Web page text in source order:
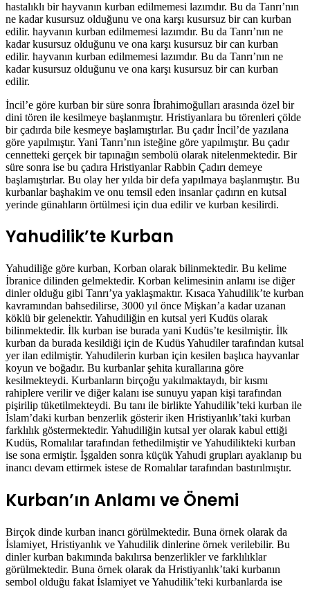
hastalıklı bir hayvanın kurban edilmemesi lazımdır. Bu da Tanrı’nın
ne kadar kusursuz olduğunu ve ona karşı kusursuz bir can kurban
edilir. hayvanın kurban edilmemesi lazımdır. Bu da Tanrı’nın ne
kadar kusursuz olduğunu ve ona karşı kusursuz bir can kurban
edilir. hayvanın kurban edilmemesi lazımdır. Bu da Tanrı’nın ne
kadar kusursuz olduğunu ve ona karşı kusursuz bir can kurban
edilir.
İncil’e göre kurban bir süre sonra İbrahimoğulları arasında özel bir
dini tören ile kesilmeye başlanmıştır. Hristiyanlara bu törenleri çölde
bir çadırda bile kesmeye başlamıştırlar. Bu çadır İncil’de yazılana
göre yapılmıştır. Yani Tanrı’nın isteğine göre yapılmıştır. Bu çadır
cennetteki gerçek bir tapınağın sembolü olarak nitelenmektedir. Bir
süre sonra ise bu çadıra Hristiyanlar Rabbin Çadırı demeye
başlamıştırlar. Bu olay her yılda bir defa yapılmaya başlanmıştır. Bu
kurbanlar başhakim ve onu temsil eden insanlar çadırın en kutsal
yerinde günahların örtülmesi için dua edilir ve kurban kesilirdi.
Yahudilik’te Kurban
Yahudiliğe göre kurban, Korban olarak bilinmektedir. Bu kelime
İbranice dilinden gelmektedir. Korban kelimesinin anlamı ise diğer
dinler olduğu gibi Tanrı’ya yaklaşmaktır. Kısaca Yahudilik’te kurban
kavramından bahsedilirse, 3000 yıl önce Mişkan’a kadar uzanan
köklü bir gelenektir. Yahudiliğin en kutsal yeri Kudüs olarak
bilinmektedir. İlk kurban ise burada yani Kudüs’te kesilmiştir. İlk
kurban da burada kesildiği için de Kudüs Yahudiler tarafından kutsal
yer ilan edilmiştir. Yahudilerin kurban için kesilen başlıca hayvanlar
koyun ve boğadır. Bu kurbanlar şehita kurallarına göre
kesilmekteydi. Kurbanların birçoğu yakılmaktaydı, bir kısmı
rahiplere verilir ve diğer kalanı ise sunuyu yapan kişi tarafından
pişirilip tüketilmekteydi. Bu tanı ile birlikte Yahudilik’teki kurban ile
İslam’daki kurban benzerlik gösterir iken Hristiyanlık’taki kurban
farklılık göstermektedir. Yahudiliğin kutsal yer olarak kabul ettiği
Kudüs, Romalılar tarafından fethedilmiştir ve Yahudilikteki kurban
ise sona ermiştir. İşgalden sonra küçük Yahudi grupları ayaklanıp bu
inancı devam ettirmek istese de Romalılar tarafından bastırılmıştır.
Kurban’ın Anlamı ve Önemi
Birçok dinde kurban inancı görülmektedir. Buna örnek olarak da
İslamiyet, Hristiyanlık ve Yahudilik dinlerine örnek verilebilir. Bu
dinler kurban bakımında bakılırsa benzerlikler ve farklılıklar
görülmektedir. Buna örnek olarak da Hristiyanlık’taki kurbanın
sembol olduğu fakat İslamiyet ve Yahudilik’teki kurbanlarda ise